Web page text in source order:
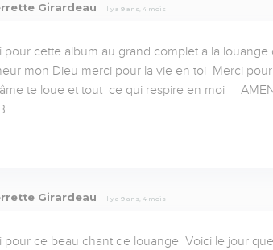
Girardeau Il y a 9 ans, 4 mois
pour cette album au grand complet a la
mon Dieu merci pour la vie en toi  Merci
te loue et tout  ce qui respire en moi
Girardeau Il y a 9 ans, 4 mois
pour ce beau chant de louange  Voici le jour